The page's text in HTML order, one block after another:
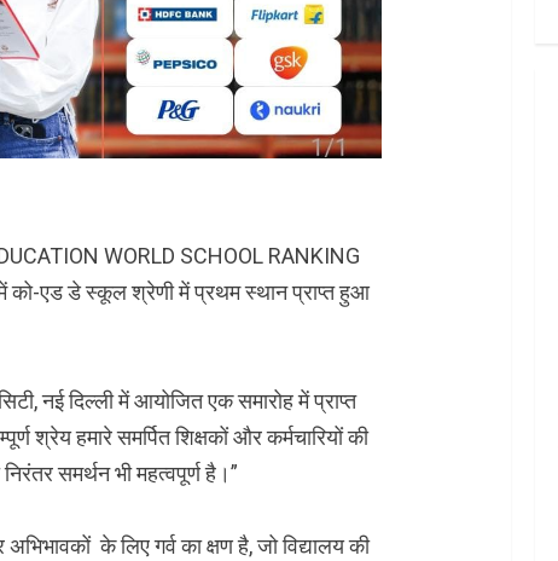
WORLD SCHOOL RANKING
को-एड डे स्कूल श्रेणी में प्रथम स्थान प्राप्त हुआ
नई दिल्ली में आयोजित एक समारोह में प्राप्त
श्रेय हमारे समर्पित शिक्षकों और कर्मचारियों की
समर्थन भी महत्वपूर्ण है।”
के लिए गर्व का क्षण है, जो विद्यालय की